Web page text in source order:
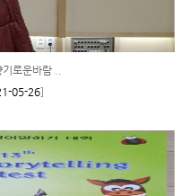
로운바람 ..
05-26]